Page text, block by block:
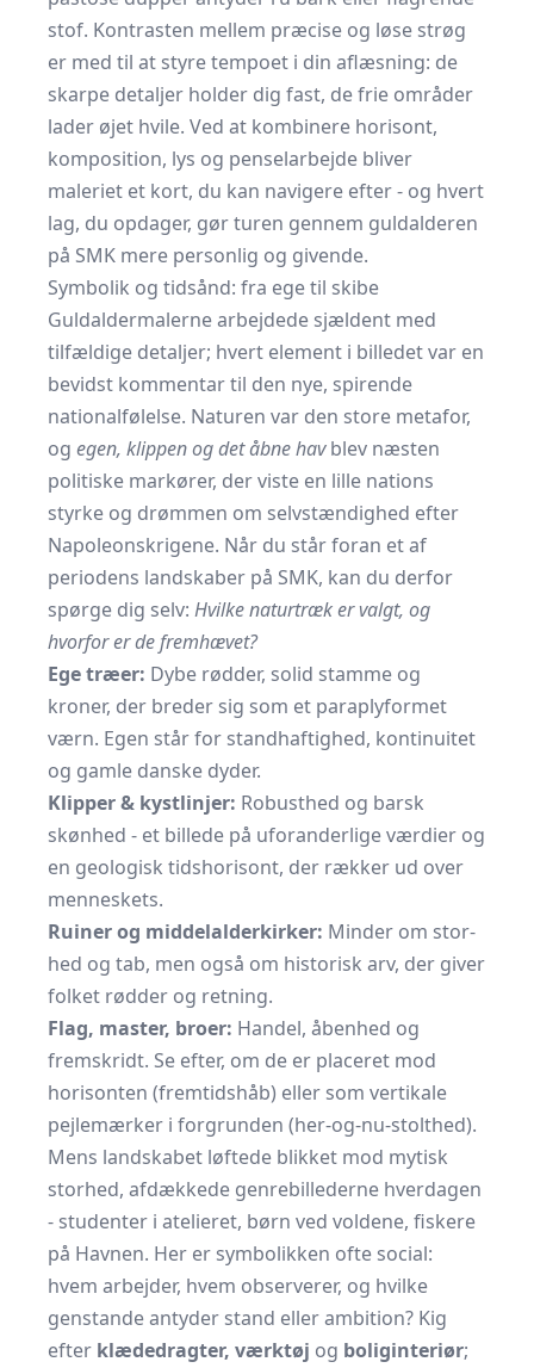
stof. Kontrasten mellem præcise og løse strøg
er med til at styre tempoet i din aflæsning: de
skarpe detaljer holder dig fast, de frie områder
lader øjet hvile. Ved at kombinere horisont,
komposition, lys og penselarbejde bliver
maleriet et kort, du kan navigere efter - og hvert
lag, du opdager, gør turen gennem guldalderen
på SMK mere personlig og givende.
Symbolik og tidsånd: fra ege til skibe
Guldaldermalerne arbejdede sjældent med
tilfældige detaljer; hvert element i billedet var en
bevidst kommentar til den nye, spirende
nationalfølelse. Naturen var den store metafor,
og egen, klippen og det åbne havblev næsten
politiske markører, der viste en lille nations
styrke og drømmen om selv­stændighed efter
Napoleonskrigene. Når du står foran et af
periodens landskaber på SMK, kan du derfor
spørge dig selv: Hvilke naturtræk er valgt, og
hvorfor er de fremhævet?
Ege træer: Dybe rødder, solid stamme og
kroner, der breder sig som et paraplyformet
værn. Egen står for standhaftighed, kontinuitet
og gamle danske dyder.
Klipper & kystlinjer: Robusthed og barsk
skønhed - et billede på uforanderlige værdier og
en geologisk tidshorisont, der rækker ud over
menneskets.
Ruiner og middelalderkirker: Minder om stor­
hed og tab, men også om historisk arv, der giver
folket rødder og retning.
Flag, master, broer: Handel, åbenhed og
fremskridt. Se efter, om de er placeret mod
horisonten (fremtidshåb) eller som vertikale
pejlemærker i forgrunden (her-og-nu-stolthed).
Mens landskabet løftede blikket mod mytisk
storhed, afdækkede genrebillederne hverdagen
- studenter i atelieret, børn ved voldene, fiskere
på Havnen. Her er symbolikken ofte social:
hvem arbejder, hvem observerer, og hvilke
genstande antyder stand eller ambition? Kig
efter klædedragter, værktøj og boliginteriør;